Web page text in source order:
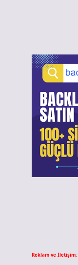
Reklam ve İletişim: